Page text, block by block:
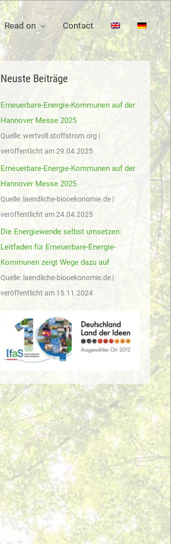
Read on Contact
Neuste Beiträge
Erneuerbare-Energie-Kommunen auf der
Hannover Messe 2025
Quelle: wertvoll.stoffstrom.org
veröffentlicht am 29.04.2025
Erneuerbare-Energie-Kommunen auf der
Hannover Messe 2025
Quelle: laendliche-biooekonomie.de
veröffentlicht am 24.04.2025
Die Energiewende selbst umsetzen:
Leitfaden für Erneuerbare-Energie-
Kommunen zeigt Wege dazu auf
Quelle: laendliche-biooekonomie.de
veröffentlicht am 15.11.2024